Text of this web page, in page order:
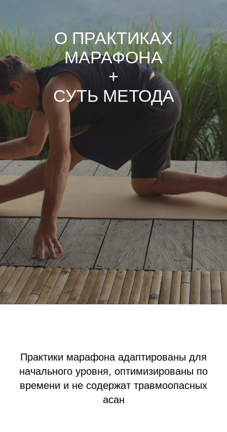
О ПРАКТИКАХ
МАРАФОНА
+
СУТЬ МЕТОДА
Практики марафона адаптированы для
начального уровня, оптимизированы по
времени и не содержат травмоопасных
асан